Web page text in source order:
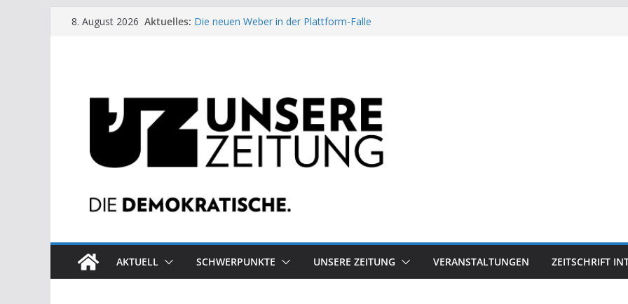
Zum8. August 2026 Aktuelles: Die neuen Weber in der Plattform-Falle
AKTUELL SCHWERPUNKTE UNSERE ZEITUNG VERANSTALTUNGEN ZEITSCHRIFT